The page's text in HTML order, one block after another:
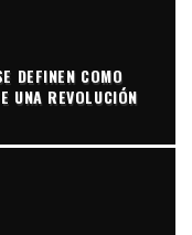
DEFINEN COMO
UNA REVOLUCIÓN